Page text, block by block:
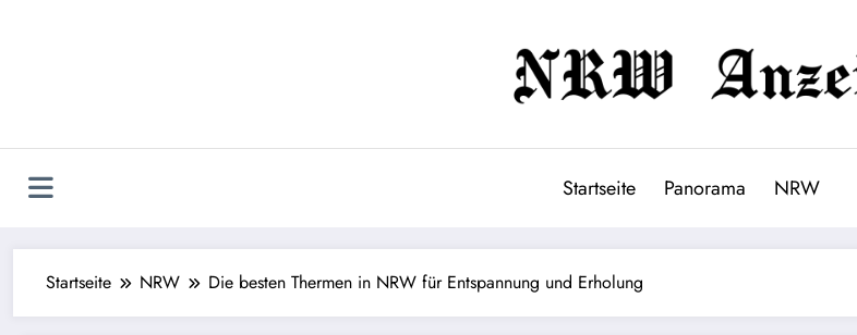
Startseite Panorama NRW
Startseite NRW Die besten Thermen in NRW für Entspannung und Erholung